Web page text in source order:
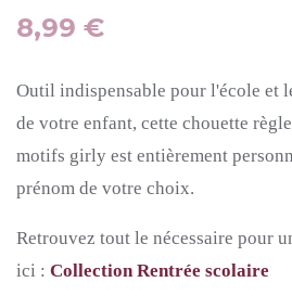
8,99 €
Outil indispensable pour l'école et
de votre enfant, cette chouette
motifs girly est entièrement
prénom de votre choix.
Retrouvez tout le nécessaire pour
ici : Collection Rentrée scolaire